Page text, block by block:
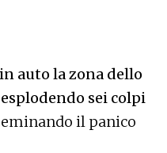
auto la zona dello
sei colpi
il panico